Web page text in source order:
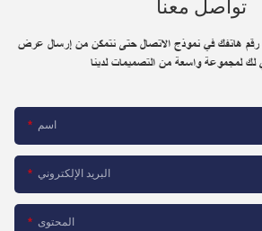
تواصل معنا
رقم هاتفك في نموذج الاتصال حتى نتمكن من إرسال عرض
لك لمجموعة واسعة من التصميمات لدينا
اسم
البريد الإلكتروني
المحتوى